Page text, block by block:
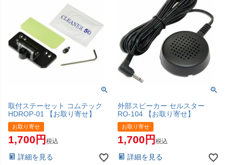
取付ステーセット コムテック
HDROP-01 【お取り寄せ】
お取り寄せ
1,700 税込
詳細を見る
外部スピーカー セルスター
RO-104 【お取り寄せ】
お取り寄せ
1,700 税込
詳細を見る